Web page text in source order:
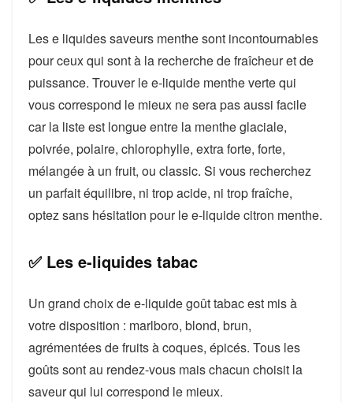
Les e liquides saveurs menthe sont incontournables
pour ceux qui sont à la recherche de fraîcheur et de
puissance. Trouver le e-liquide menthe verte qui
vous correspond le mieux ne sera pas aussi facile
car la liste est longue entre la menthe glaciale,
poivrée, polaire, chlorophylle, extra forte, forte,
mélangée à un fruit, ou classic. Si vous recherchez
un parfait équilibre, ni trop acide, ni trop fraîche,
optez sans hésitation pour le e-liquide citron menthe.
✅ Les e-liquides tabac
Un grand choix de e-liquide goût tabac est mis à
votre disposition : marlboro, blond, brun,
agrémentées de fruits à coques, épicés. Tous les
goûts sont au rendez-vous mais chacun choisit la
saveur qui lui correspond le mieux.